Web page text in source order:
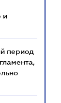
и
период